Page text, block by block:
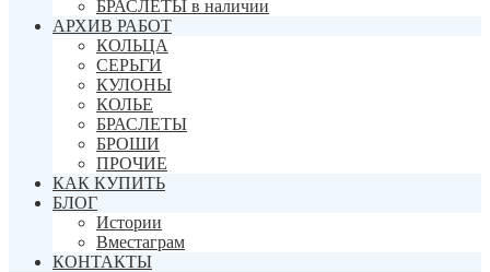
БРАСЛЕТЫ в наличии
АРХИВ РАБОТ
КОЛЬЦА
СЕРЬГИ
КУЛОНЫ
КОЛЬЕ
БРАСЛЕТЫ
БРОШИ
ПРОЧИЕ
КАК КУПИТЬ
БЛОГ
Истории
Вместаграм
КОНТАКТЫ